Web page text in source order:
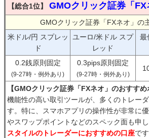
【総合1位】 GMOクリック証券「FX
GMOクリック証券「FXネオ」の
米ドル/円 スプレッ
ド
ユーロ/米ドル スプ
レッド
最
0.2銭原則固定
(9-27時・例外あり)
0.3pips原則固定
(9-27時・例外あり)
【GMOクリック証券「FXネオ」のおすすめ
機能性の高い取引ツールが、多くのトレー
す。特に、スマホアプリの操作性が非常に
やスワップポイントなどのスペック面も申し
スタイルのトレーダーにおすすめの口座で